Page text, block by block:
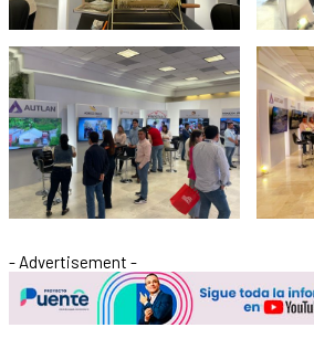
- Advertisement -